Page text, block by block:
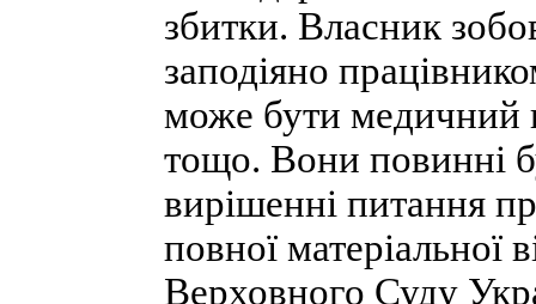
збитки. Власник
заподіяно
може бути медичний
тощо. Вони повинні
вирішенні питання
повної матеріальної
Верховного Суду